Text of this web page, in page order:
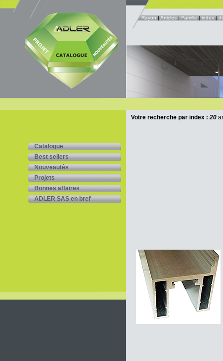
Rayon|Articles|Famille|index|
Catalogue
Best sellers
Nouveautés
Projets
Bonnes affaires
ADLER SAS en bref
Votre recherche par index : 20